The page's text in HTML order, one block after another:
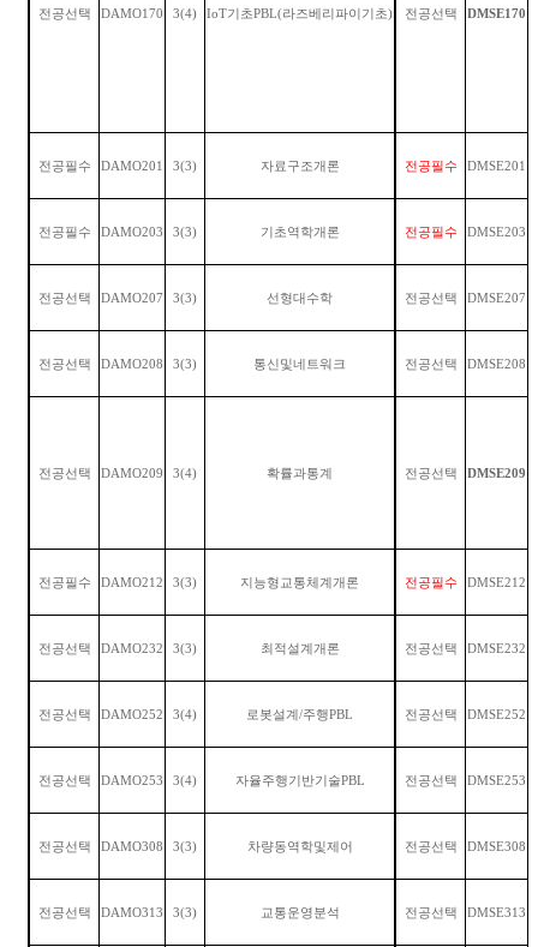
전공선택 DAMO170 3(4) IoT기초PBL(라즈베리파이기초) 전공선택 DMSE170
전공필수 DAMO201 3(3) 자료구조개론 전공필수 DMSE201
전공필수 DAMO203 3(3) 기초역학개론 전공필수 DMSE203
전공선택 DAMO207 3(3) 선형대수학 전공선택 DMSE207
전공선택 DAMO208 3(3) 통신및네트워크 전공선택 DMSE208
전공선택 DAMO209 3(4) 확률과통계 전공선택 DMSE209
전공필수 DAMO212 3(3) 지능형교통체계개론 전공필수 DMSE212
전공선택 DAMO232 3(3) 최적설계개론 전공선택 DMSE232
전공선택 DAMO252 3(4) 로봇설계 /주행PBL 전공선택 DMSE252
전공선택 DAMO253 3(4) 자율주행기반기술PBL 전공선택 DMSE253
전공선택 DAMO308 3(3) 차량동역학및제어 전공선택 DMSE308
전공선택 DAMO313 3(3) 교통운영분석 전공선택 DMSE313